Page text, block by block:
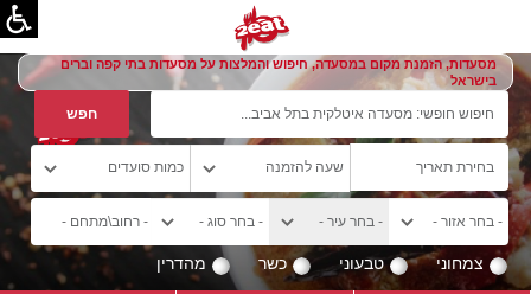
מסעדות, הזמנת מקום במסעדה, חיפוש והמלצות על מסעדות בתי קפה וברים
בישראל
צמחוני טבעוני כשר מהדרין